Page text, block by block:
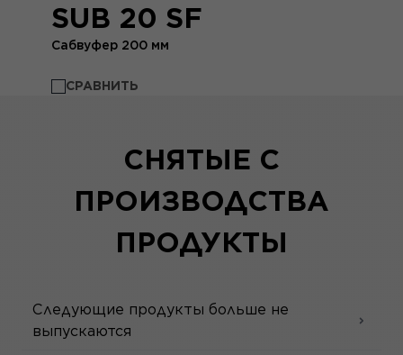
SUB 20 SF
Сабвуфер 200 мм
СРАВНИТЬ
СНЯТЫЕ С
ПРОИЗВОДСТВА
ПРОДУКТЫ
Следующие продукты больше не
выпускаются